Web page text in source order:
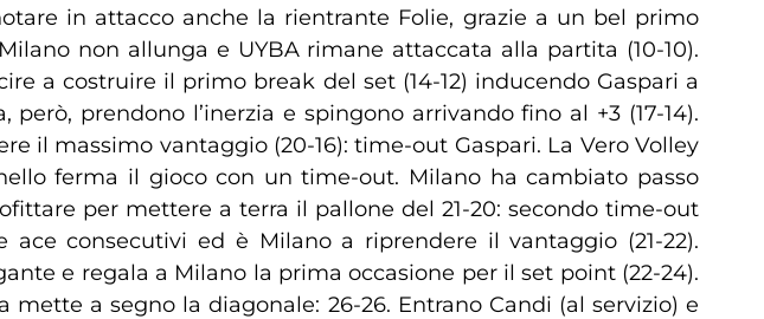
in attacco anche la rientrante Folie, grazie a un bel primo
non allunga e UYBA rimane attaccata alla partita (10-10).
a costruire il primo break del set (14-12) inducendo Gaspari a
prendono l’inerzia e spingono arrivando fino al +3 (17-14).
il massimo vantaggio (20-16): time-out Gaspari. La Vero Volley
ferma il gioco con un time-out. Milano ha cambiato passo
per mettere a terra il pallone del 21-20: secondo time-out
consecutivi ed è Milano a riprendere il vantaggio (21-22).
e regala a Milano la prima occasione per il set point (22-24).
a segno la diagonale: 26-26. Entrano Candi (al servizio) e